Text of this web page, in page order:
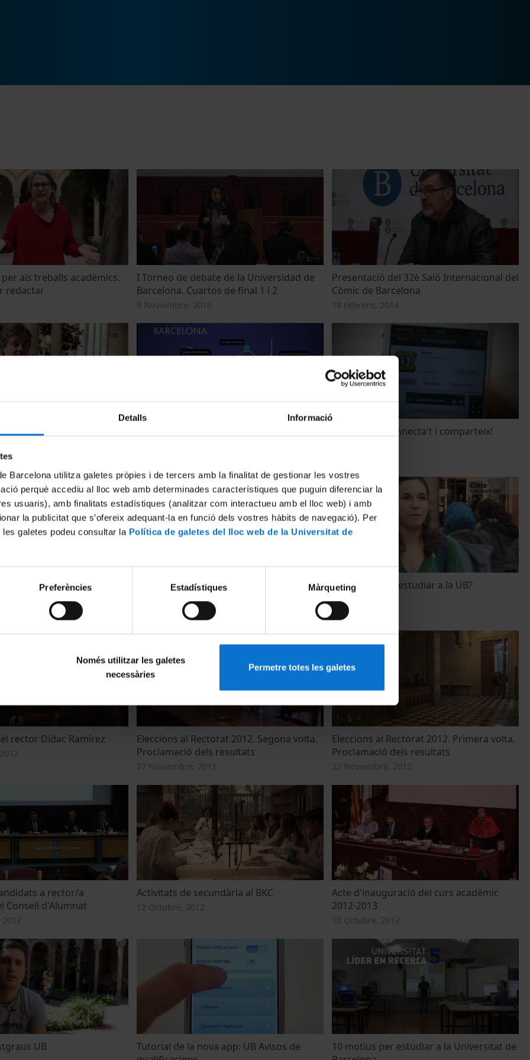
Detalls Informació
Barcelona utilitza galetes pròpies i de tercers amb la finalitat de gestionar les vostres
perquè accediu al lloc web amb determinades característiques que puguin diferenciar la
usuaris), amb finalitats estadístiques (analitzar com interactueu amb el lloc web) i amb
la publicitat que s’ofereix adequant-la en funció dels vostres hàbits de navegació). Per
galetes podeu consultar la Política de galetes del lloc web de la Universitat de
Preferències Estadístiques Màrqueting
Només utilitzar les galetes
necessàries
Permetre totes les galetes
als treballs acadèmics.
redactar
I Torneo de debate de la Universidad de
Barcelona. Cuartos de final 1 i 2
9 Noviembre, 2016
Presentació del 32è Saló Internacional del
Còmic de Barcelona
18 Febrero, 2014
per al
APP Wi)NK. Connecta't i comparteix!
manera les
Acte d'investidura del rector Dídac
22 Enero, 2013
Recomanaries estudiar a la UB?
15 Enero, 2013
rector Dídac Ramírez
Eleccions al Rectorat 2012. Segona volta.
Proclamació dels resultats
27 Noviembre, 2012
Eleccions al Rectorat 2012. Primera volta.
Proclamació dels resultats
22 Noviembre, 2012
a rector/a
Consell d'Alumnat
Activitats de secundària al BKC
12 Octubre, 2012
Acte d'inauguració del curs acadèmic
2012-2013
10 Octubre, 2012
UB
Tutorial de la nova app: UB Avisos de
10 motius per estudiar a la Universitat de